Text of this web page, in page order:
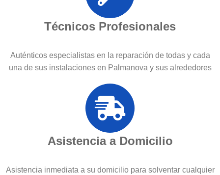
Técnicos Profesionales
Auténticos especialistas en la reparación de todas y cada
una de sus instalaciones en Palmanova y sus alrededores
Asistencia a Domicilio
Asistencia inmediata a su domicilio para solventar cualquier